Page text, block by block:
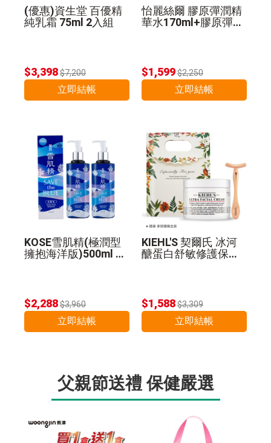
(優惠)資生堂 百優精
純乳霜 75ml 2入組
$3,398$7,200
立即結帳
怡麗絲爾 膠原彈潤精
華水170ml+膠原彈潤
$1,599$2,250
立即結帳
KOSE雪肌精(極潤型
擁抱海洋版)500ml 2
$2,288$3,960
立即結帳
KIEHL'S 契爾氏 冰河
醣蛋白舒敏修護保濕
$1,588$3,309
立即結帳
父親節送禮 保健嚴選